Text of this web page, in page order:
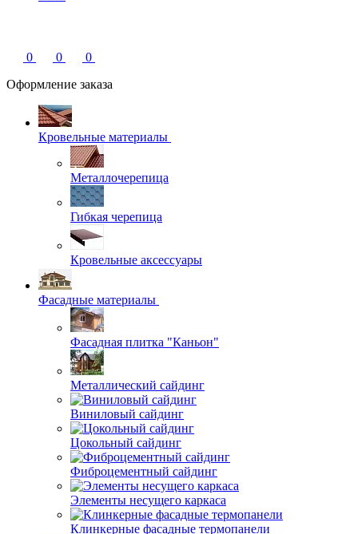
0 0
0
Оформление заказа
Кровельные материалы
Металлочерепица
Гибкая черепица
Кровельные аксессуары
Фасадные материалы
Фасадная плитка "Каньон"
Металлический сайдинг
Виниловый сайдинг
Цокольный сайдинг
Фиброцементный сайдинг
Элементы несущего каркаса
Клинкерные фасадные термопанели